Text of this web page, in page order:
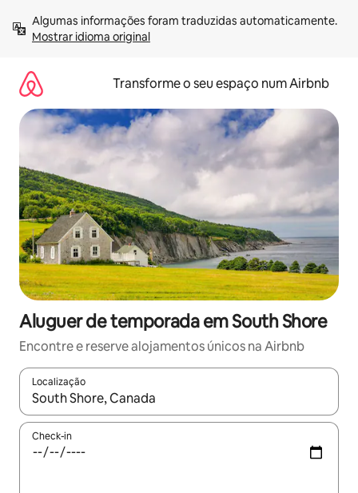
para
Mostrar idioma original
Transforme o seu espaço num Airbnb
Aluguer de temporada em South Shore
Encontre e reserve alojamentos únicos na Airbnb
Localização
Quando os resultados estiverem disponíveis, navegue com
Check-in